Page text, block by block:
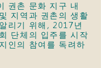
권촌 문화 지구 내
지역과 권촌의 생활
리기 위해, 2017년
단체의 입주를 시작
인의 참여를 독려하